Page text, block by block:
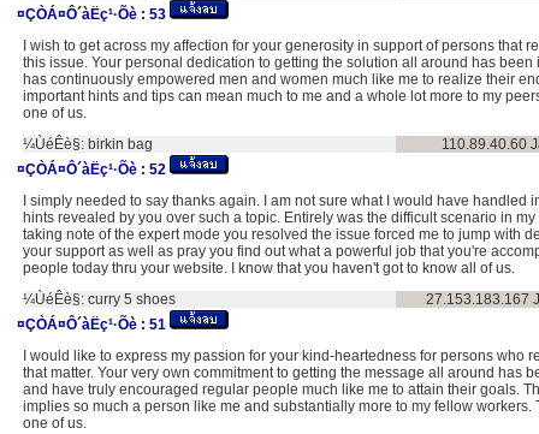
¤ÇÒÁ¤Ô´àËç¹·Õè : 53
I wish to get across my affection for your generosity in support of persons that
this issue. Your personal dedication to getting the solution all around has
has continuously empowered men and women much like me to realize their
important hints and tips can mean much to me and a whole lot more to my
one of us.
¼ÙéÊè§: birkin bag 110.89.40.60
¤ÇÒÁ¤Ô´àËç¹·Õè : 52
I simply needed to say thanks again. I am not sure what I would have handled
hints revealed by you over such a topic. Entirely was the difficult scenario in
taking note of the expert mode you resolved the issue forced me to jump with
your support as well as pray you find out what a powerful job that you're
people today thru your website. I know that you haven't got to know all of us.
¼ÙéÊè§: curry 5 shoes 27.153.183.167
¤ÇÒÁ¤Ô´àËç¹·Õè : 51
I would like to express my passion for your kind-heartedness for persons who
that matter. Your very own commitment to getting the message all around has
and have truly encouraged regular people much like me to attain their goals.
implies so much a person like me and substantially more to my fellow workers.
one of us.